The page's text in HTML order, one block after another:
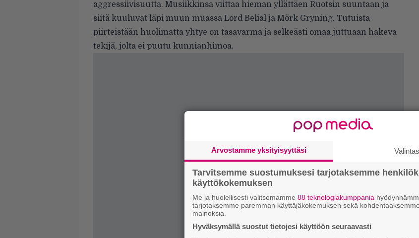
aggressiivisuutta. Musiikkinsa viittaa hieman yllättäen Ruotsin suuntaan ja
siitä kuuluvat läpi muun muassa Lord Belial ja Mörk Gryning. Tutuista
piirteistään huolimatta yhtye on tasavarma ja selkeästi omaa juttuaan hakeva
tekijä, jolta ei puutu kunnianhimoa.
Arvostamme yksityisyyttäsi
Tarvitsemme suostumuksesi tarjotaksemme
käyttökokemuksen
Me ja huolellisesti valitsemamme 88 teknologiakumppania
tarjotaksemme paremman käyttäjäkokemuksen sekä
mainoksia.
Hyväksymällä suostut tietojesi käyttöön seuraavasti